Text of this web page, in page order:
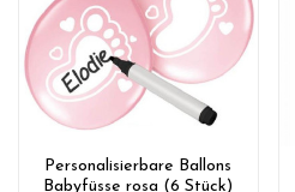
Personalisierbare Ballons
Babyfüsse rosa (6 Stück)